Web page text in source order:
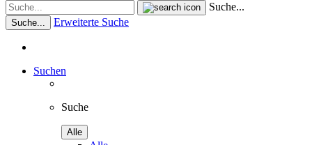
Suche...
Suche... Erweiterte Suche
Suchen
Suche
Alle